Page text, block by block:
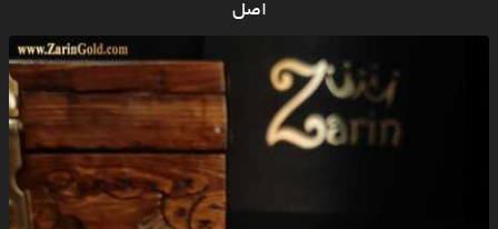
اصل